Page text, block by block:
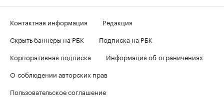
Контактная информация
Редакция
Скрыть баннеры на РБК
Подписка на РБК
Корпоративная подписка
Информация об ограничениях
О соблюдении авторских прав
Пользовательское соглашение